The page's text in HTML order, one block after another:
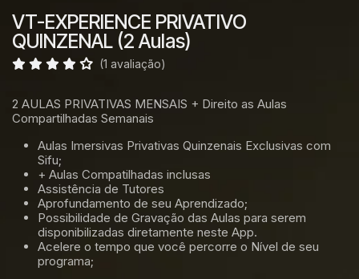
VT-EXPERIENCE PRIVATIVO
QUINZENAL (2 Aulas)
(1 avaliação)
2 AULAS PRIVATIVAS MENSAIS + Direito as Aulas
Compartilhadas Semanais
Aulas Imersivas Privativas Quinzenais Exclusivas com
Sifu;
+ Aulas Compatilhadas inclusas
Assistência de Tutores
Aprofundamento de seu Aprendizado;
Possibilidade de Gravação das Aulas para serem
disponibilizadas diretamente neste App.
Acelere o tempo que você percorre o Nível de seu
programa;